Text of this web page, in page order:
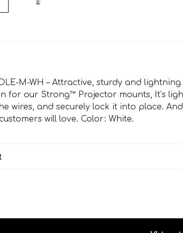
M-WH – Attractive, sturdy and
for our Strong™ Projector mounts, It’s
wires, and securely lock it into place.
will love. Color: White.